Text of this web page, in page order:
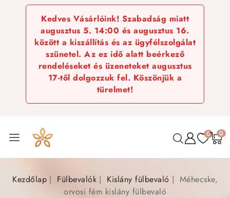
Kedves Vásárlóink! Szabadság miatt
augusztus 5. 14:00 és augusztus 16.
között a kiszállítás és az ügyfélszolgálat
szünetel. Az ez idő alatt beérkező
rendeléseket és üzeneteket augusztus
17-től dolgozzuk fel. Köszönjük a
türelmet!
0 0
Kezdőlap Fülbevalók Kislány fülbevaló
Méhecske,
orvosi fém kislány fülbevaló